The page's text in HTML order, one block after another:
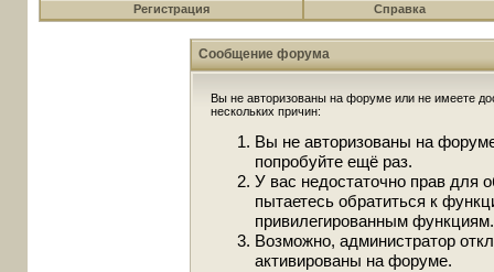
Регистрация Справка
Сообщение форума
Вы не авторизованы на форуме или не имеете
нескольких причин:
Вы не авторизованы на
попробуйте ещё раз.
У вас недостаточно прав для
пытаетесь обратиться к
привилегированным функциям.
Возможно, администратор
активированы на форуме.